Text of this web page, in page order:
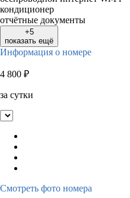
кондиционер
отчётные документы
+5
показать ещё
Информация о номере
4 800 ₽
за сутки
Смотреть фото номера